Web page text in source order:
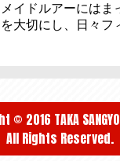
イドルアーにはま
大切にし、日々フ
© 2016 TAKA SANGYO
All Rights Reserved.